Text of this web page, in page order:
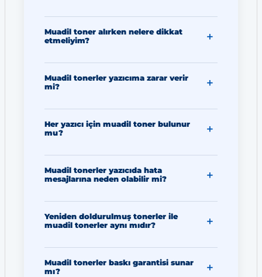
Muadil toner alırken nelere dikkat
etmeliyim?
Muadil tonerler yazıcıma zarar verir
mi?
Her yazıcı için muadil toner bulunur
mu?
Muadil tonerler yazıcıda hata
mesajlarına neden olabilir mi?
Yeniden doldurulmuş tonerler ile
muadil tonerler aynı mıdır?
Muadil tonerler baskı garantisi sunar
mı?